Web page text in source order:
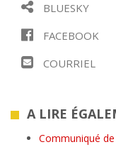
BLUESKY
FACEBOOK
COURRIEL
A LIRE
Communiqué